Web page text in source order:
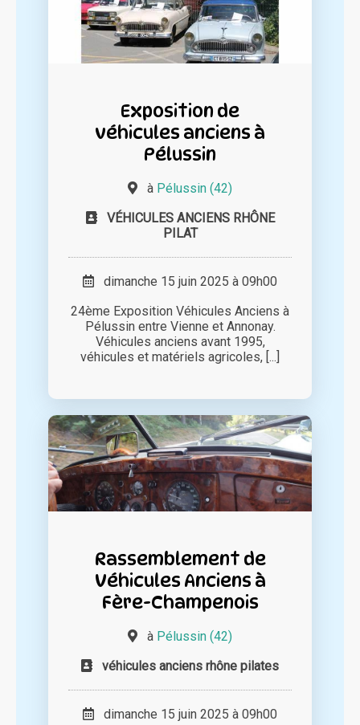
Exposition de
véhicules anciens à
Pélussin
à Pélussin (42)
VÉHICULES ANCIENS RHÔNE
PILAT
dimanche 15 juin 2025 à 09h00
24ème Exposition Véhicules Anciens à
Pélussin entre Vienne et Annonay.
Véhicules anciens avant 1995,
véhicules et matériels agricoles, [...]
Rassemblement de
Véhicules Anciens à
Fère-Champenois
à Pélussin (42)
véhicules anciens rhône pilates
dimanche 15 juin 2025 à 09h00